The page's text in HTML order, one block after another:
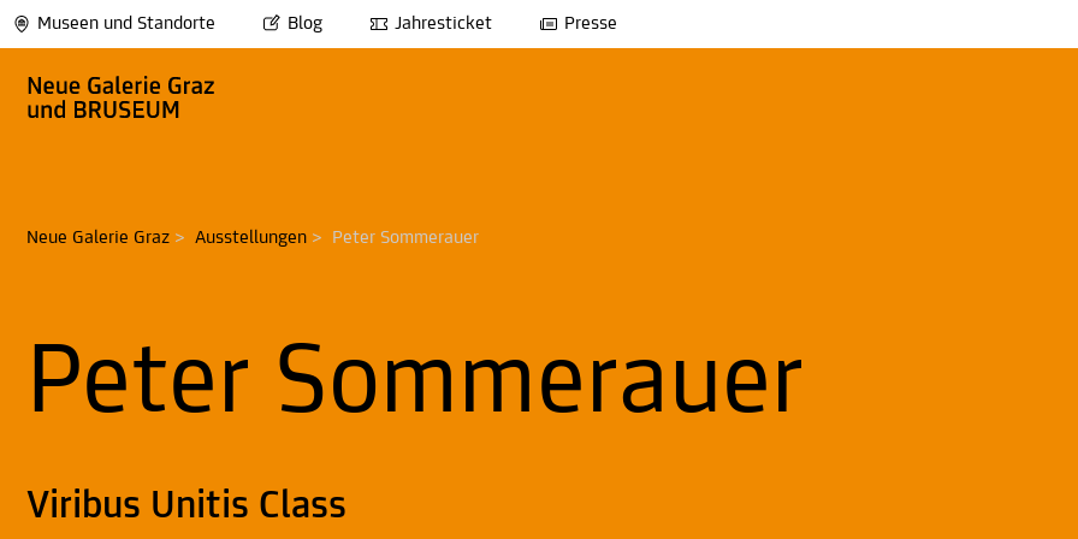
Museen und Standorte Blog Jahresticket Presse
Neue Galerie Graz > Ausstellungen > Peter Sommerauer
Peter Sommerauer
Viribus Unitis Class